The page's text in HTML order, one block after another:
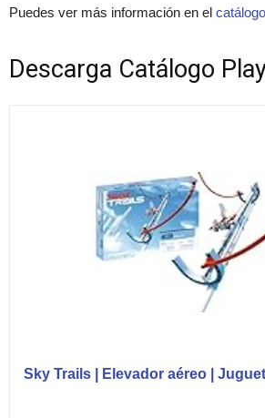
Puedes ver más información en el
Descarga Catálogo
Sky Trails | Elevador aéreo |